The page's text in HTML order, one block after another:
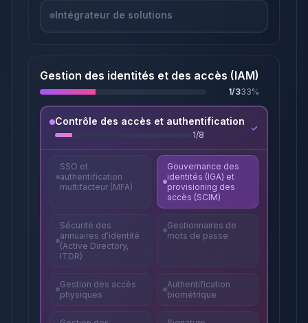
Intégrateur de solutions
Gestion des identités et des accès (IAM)
1/333%
Contrôle des accès et authentification
1/8
SSO et
authentification
multifacteur (MFA)
Gouvernance des
identités (IGA) et
provisioning des
accès (SCIM)
Sécurité des
annuaires d'identité
(Active Directory,
ITDR)
Gestionnaires de
mots de passe
Gestion des accès
physiques
Authentification
biométrique